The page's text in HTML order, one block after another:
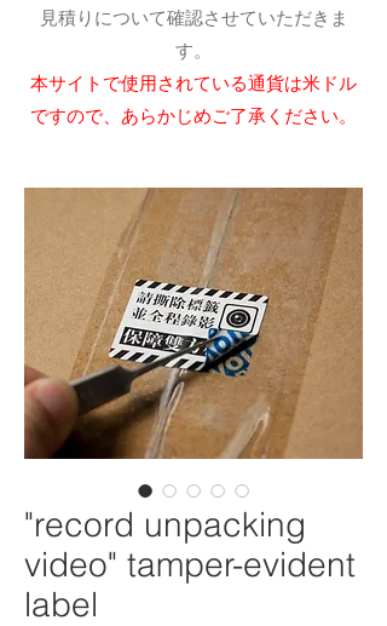
"record unpacking
video" tamper-evident
label
見積りについて確認させていただきま
す。
本サイトで使用されている通貨は米ドル
ですので、あらかじめご了承ください。